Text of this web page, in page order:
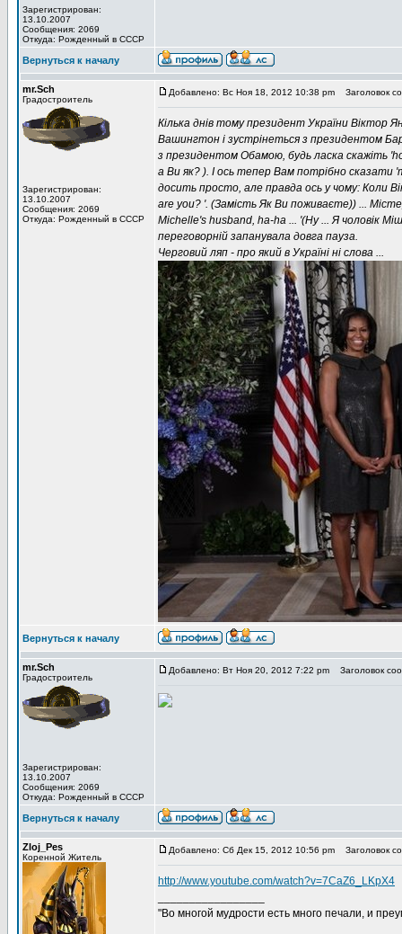
Зарегистрирован:
13.10.2007
Сообщения: 2069
Откуда: Рожденный в СССР
Вернуться к началу
mr.Sch
Градостроитель
Зарегистрирован:
13.10.2007
Сообщения: 2069
Откуда: Рожденный в СССР
Добавлено: Вс Ноя 18, 2012 10:38 pm Заголовок
Кілька днів тому президент України Віктор
Вашингтон і зустрінеться з президентом
з президентом Обамою, будь ласка скажіть
а Ви як? ). І ось тепер Вам потрібно сказати
досить просто, але правда ось у чому: Коли
аrе уou? '. (Замість Як Ви поживаєте)) ...
Michеllе's husbаnd, hа-hа ... '(Ну ... Я чоловік
переговорній запанувала довга пауза.
Черговий ляп - про який в Україні ні слова ...
Вернуться к началу
mr.Sch
Градостроитель
Зарегистрирован:
13.10.2007
Сообщения: 2069
Откуда: Рожденный в СССР
Добавлено: Вт Ноя 20, 2012 7:22 pm Заголовок
Вернуться к началу
Zloj_Pes
Коренной Житель
Добавлено: Сб Дек 15, 2012 10:56 pm Заголовок
http://www.youtube.com/watch?v=7CaZ6_LKpX4
"Во многой мудрости есть много печали, и